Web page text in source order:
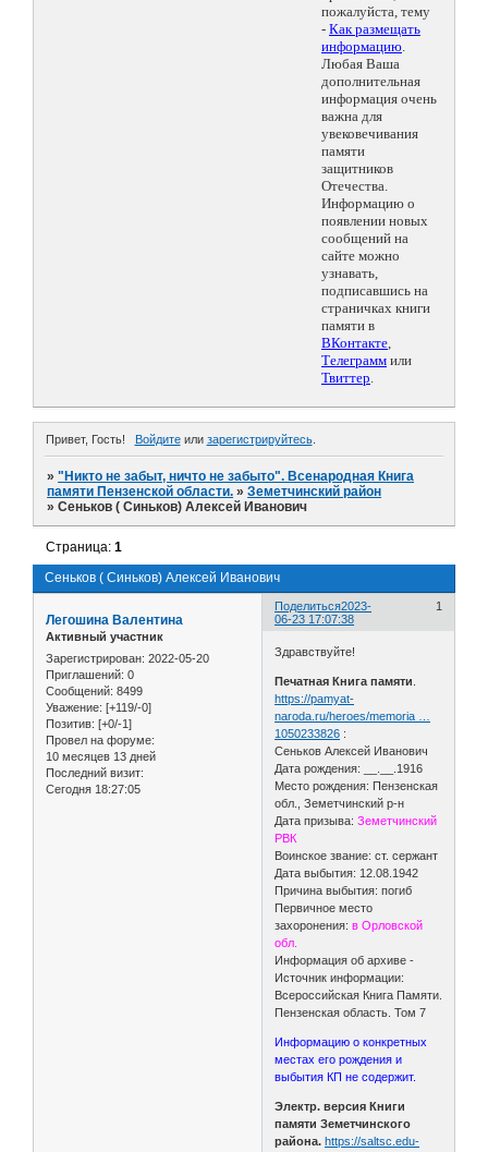
пожалуйста, тему
- Как размещать
информацию.
Любая Ваша
дополнительная
информация очень
важна для
увековечивания
памяти
защитников
Отечества.
Информацию о
появлении новых
сообщений на
сайте можно
узнавать,
подписавшись на
страничках книги
памяти в
ВКонтакте,
Телеграмм или
Твиттер.
Привет, Гость! Войдитеили зарегистрируйтесь.
»"Никто не забыт, ничто не забыто". Всенародная Книга
памяти Пензенской области. »Земетчинский район
»Сеньков ( Синьков) Алексей Иванович
Сеньков ( Синьков) Алексей Иванович
Страница:1
Поделиться 1
2023-
06-23 17:07:38
Легошина Валентина
Активный участник
Зарегистрирован: 2022-05-20
Приглашений: 0
Сообщений: 8499
Уважение: [+119/-0]
Позитив: [+0/-1]
Провел на форуме:
10 месяцев 13 дней
Последний визит:
Сегодня 18:27:05
Здравствуйте!
Печатная Книга памяти
https://pamyat-
naroda.ru/heroes/memoria …
1050233826 :
Сеньков Алексей Иванович
Дата рождения: __.__.1916
Место рождения: Пензенская
обл., Земетчинский р-н
Дата призыва: Земетчинский
РВК
Воинское звание: ст. сержант
Дата выбытия: 12.08.1942
Причина выбытия: погиб
Первичное место
захоронения:в Орловской
обл.
Информация об архиве -
Источник информации:
Всероссийская Книга Памяти.
Пензенская область. Том 7
Информацию о конкретных
местах его рождения и
выбытия КП не содержит.
Электр. версия Книги
памяти Земетчинского
района.https://saltsc.edu-